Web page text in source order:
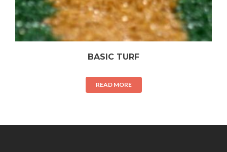
BASIC TURF
READ MORE